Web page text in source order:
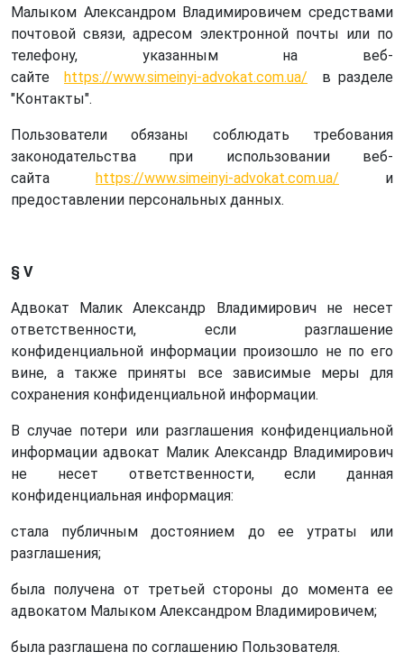
Малыком Александром Владимировичем средствами
почтовой связи, адресом электронной почты или по
телефону, указанным на веб-
сайте https://www.simeinyi-advokat.com.ua/ в разделе
"Контакты".
Пользователи обязаны соблюдать требования
законодательства при использовании веб-
сайта https://www.simeinyi-advokat.com.ua/ и
предоставлении персональных данных.
§ V
Адвокат Малик Александр Владимирович не несет
ответственности, если разглашение
конфиденциальной информации произошло не по его
вине, а также приняты все зависимые меры для
сохранения конфиденциальной информации.
В случае потери или разглашения конфиденциальной
информации адвокат Малик Александр Владимирович
не несет ответственности, если данная
конфиденциальная информация:
стала публичным достоянием до ее утраты или
разглашения;
была получена от третьей стороны до момента ее
адвокатом Малыком Александром Владимировичем;
была разглашена по соглашению Пользователя.